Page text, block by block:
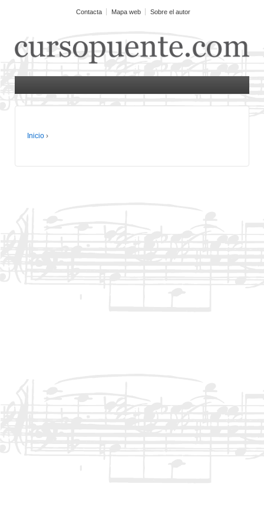
Contacta Mapa web Sobre el autor
Inicio ›